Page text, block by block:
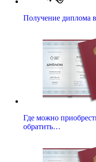
Получение диплома
Где можно
обратить…